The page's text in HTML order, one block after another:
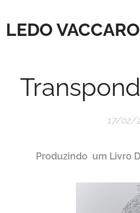
LEDO VACCARO
17/02/
Produzindo um Livro